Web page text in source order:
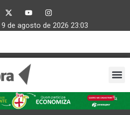
de agosto de 2026 23:03